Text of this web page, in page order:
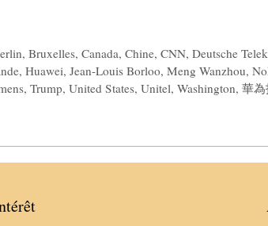
,Bruxelles,Canada,Chine,CNN,Deutsche
, Huawei, Jean-Louis Borloo, Meng Wanzhou,
, Trump, United States, Unitel, Washington, 華